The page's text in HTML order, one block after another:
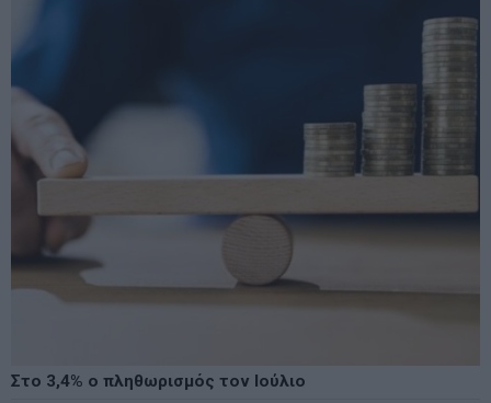
Στο 3,4% ο πληθωρισμός τον Ιούλιο